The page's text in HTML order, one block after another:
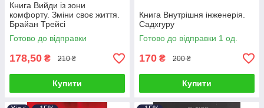
Книга Вийди із зони
комфорту. Зміни своє життя.
Брайан Трейсі
Готово до відправки
178,50 ₴ 210 ₴
Купити
Книга Внутрішня інженерія.
Садхгуру
Готово до відправки 1 од.
170 ₴ 200 ₴
Купити